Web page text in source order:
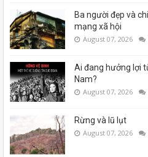
Ba người đẹp và
mạng xã hội
August 07, 2026
Ai đang hưởng lợi
Nam?
August 07, 2026
Rừng và lũ lụt
August 07, 2026